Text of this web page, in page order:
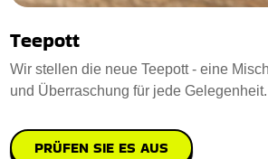
Teepott
Wir stellen die neue Teepott - eine
PRÜFEN SIE ES AUS